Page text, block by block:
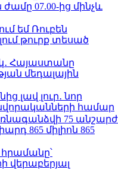
ժամը 07.00-ից մինչև
եմ Ռուբեն
թուրք տեսած
Հայաստանը
մեդալային
լավ լուր․ նոր
համար
75 անշարժ
865 միլիոն 865
վերաբերյալ